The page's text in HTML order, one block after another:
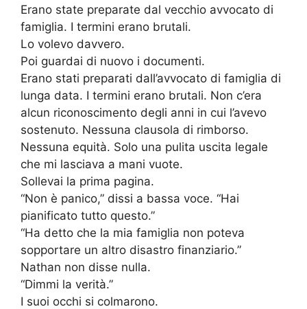
Erano state preparate dal vecchio avvocato di
famiglia. I termini erano brutali.
Lo volevo davvero.
Poi guardai di nuovo i documenti.
Erano stati preparati dall’avvocato di famiglia di
lunga data. I termini erano brutali. Non c’era
alcun riconoscimento degli anni in cui l’avevo
sostenuto. Nessuna clausola di rimborso.
Nessuna equità. Solo una pulita uscita legale
che mi lasciava a mani vuote.
Sollevai la prima pagina.
“Non è panico,” dissi a bassa voce. “Hai
pianificato tutto questo.”
“Ha detto che la mia famiglia non poteva
sopportare un altro disastro finanziario.”
Nathan non disse nulla.
“Dimmi la verità.”
I suoi occhi si colmarono.